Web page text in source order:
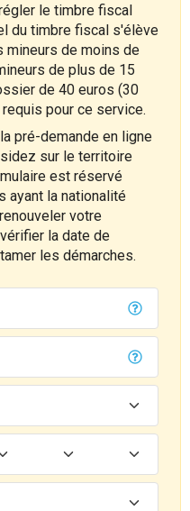
le timbre fiscal
du timbre fiscal s'élève
mineurs de moins de
de plus de 15
de 40 euros (30
pour ce service.
pré-demande en ligne
sur le territoire
est réservé
ayant la nationalité
votre
la date de
les démarches.